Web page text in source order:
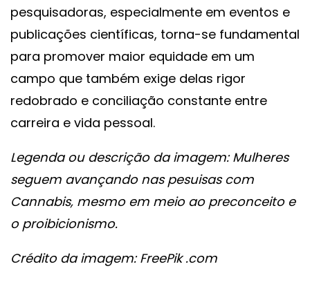
pesquisadoras, especialmente em eventos e
publicações científicas, torna-se fundamental
para promover maior equidade em um
campo que também exige delas rigor
redobrado e conciliação constante entre
carreira e vida pessoal.
Legenda ou descrição da imagem: Mulheres
seguem avançando nas pesuisas com
Cannabis, mesmo em meio ao preconceito e
o proibicionismo.
Crédito da imagem: FreePik .com